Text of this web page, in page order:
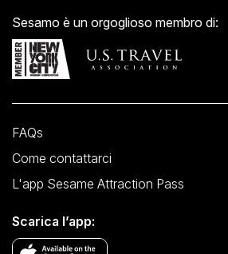
Sesamo è un orgoglioso membro di:
FAQs
Come contattarci
L'app Sesame Attraction Pass
Scarica l’app: